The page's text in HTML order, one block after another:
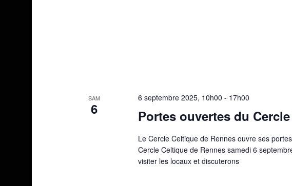
SAM
6
6 septembre 2025, 10h00 - 17h00
Portes ouvertes du
Le Cercle Celtique de Rennes ouvre ses
Cercle Celtique de Rennes samedi 6
visiter les locaux et discuterons